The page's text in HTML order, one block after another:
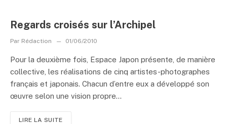
Regards croisés sur l’Archipel
Par Rédaction 01/06/2010
Pour la deuxième fois, Espace Japon présente, de manière
collective, les réalisations de cinq artistes-photographes
français et japonais. Chacun d’entre eux a développé son
œuvre selon une vision propre...
LIRE LA SUITE